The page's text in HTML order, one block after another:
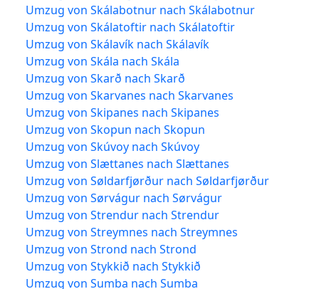
Umzug von Skálabotnur nach Skálabotnur
Umzug von Skálatoftir nach Skálatoftir
Umzug von Skálavík nach Skálavík
Umzug von Skála nach Skála
Umzug von Skarð nach Skarð
Umzug von Skarvanes nach Skarvanes
Umzug von Skipanes nach Skipanes
Umzug von Skopun nach Skopun
Umzug von Skúvoy nach Skúvoy
Umzug von Slættanes nach Slættanes
Umzug von Søldarfjørður nach Søldarfjørður
Umzug von Sørvágur nach Sørvágur
Umzug von Strendur nach Strendur
Umzug von Streymnes nach Streymnes
Umzug von Strond nach Strond
Umzug von Stykkið nach Stykkið
Umzug von Sumba nach Sumba